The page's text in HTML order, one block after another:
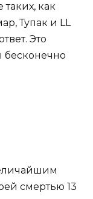
как
Тупак и LL
Это
бесконечно
смертью 13